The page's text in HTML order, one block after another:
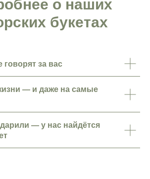
о наших
букетах
за вас
— и даже на самые
— у нас найдётся